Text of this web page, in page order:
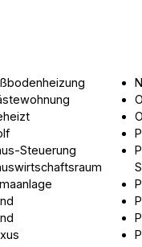
Steuerung